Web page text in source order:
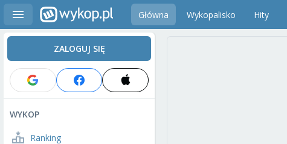
Główna Wykopalisko Hity
ZALOGUJ SIĘ
WYKOP
Ranking